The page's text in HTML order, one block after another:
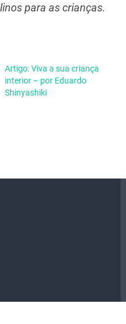
para as crianças.
Artigo: Viva a sua criança
interior – por Eduardo
Shinyashiki